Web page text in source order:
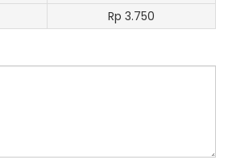
Rp 3.750